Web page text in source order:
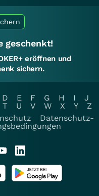
geschenkt!
eröffnen und
sichern.
D E F G H I
J
T U V W X Y
Z
Datenschutz-